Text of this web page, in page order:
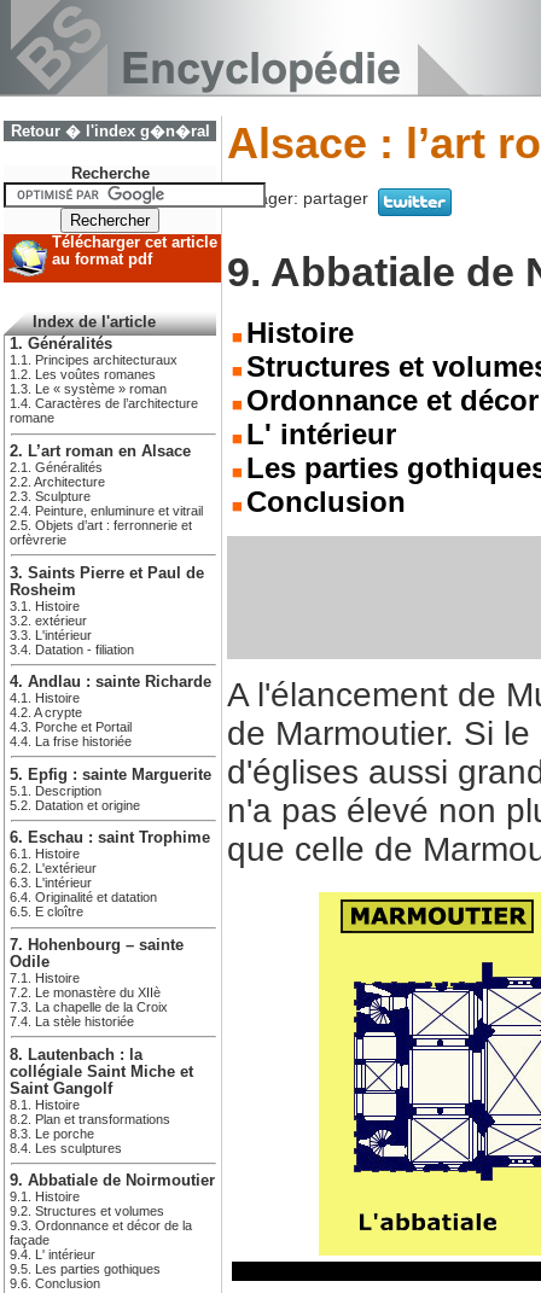
Retour � l'index g�n�ral
Recherche
Télécharger cet article
au format pdf
Index de l'article
1. Généralités
1.1. Principes architecturaux
1.2. Les voûtes romanes
1.3. Le « système » roman
1.4. Caractères de l’architecture
romane
2. L’art roman en Alsace
2.1. Généralités
2.2. Architecture
2.3. Sculpture
2.4. Peinture, enluminure et vitrail
2.5. Objets d’art : ferronnerie et
orfèvrerie
3. Saints Pierre et Paul de
Rosheim
3.1. Histoire
3.2. extérieur
3.3. L'intérieur
3.4. Datation - filiation
4. Andlau : sainte Richarde
4.1. Histoire
4.2. A crypte
4.3. Porche et Portail
4.4. La frise historiée
5. Epfig : sainte Marguerite
5.1. Description
5.2. Datation et origine
6. Eschau : saint Trophime
6.1. Histoire
6.2. L'extérieur
6.3. L'intérieur
6.4. Originalité et datation
6.5. E cloître
7. Hohenbourg – sainte
Odile
7.1. Histoire
7.2. Le monastère du XIIè
7.3. La chapelle de la Croix
7.4. La stèle historiée
8. Lautenbach : la
collégiale Saint Miche et
Saint Gangolf
8.1. Histoire
8.2. Plan et transformations
8.3. Le porche
8.4. Les sculptures
9. Abbatiale de Noirmoutier
9.1. Histoire
9.2. Structures et volumes
9.3. Ordonnance et décor de la
façade
9.4. L' intérieur
9.5. Les parties gothiques
9.6. Conclusion
Alsace : l’art
Partager: partager
9. Abbatiale de
Histoire
Structures et
Ordonnance et
L' intérieur
Les parties
Conclusion
A l'élancement de
de Marmoutier. Si
d'églises aussi
n'a pas élevé non
que celle de